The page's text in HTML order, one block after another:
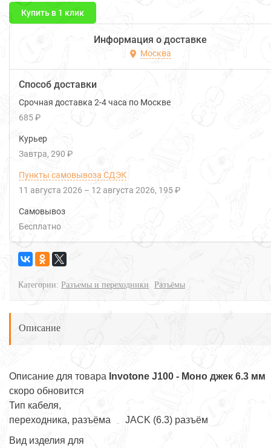
Купить в 1 клик
Информация о доставке
Москва
Способ доставки
Срочная доставка 2-4 часа по Москве
685 ₽
Курьер
Завтра 290 ₽
Пункты самовывоза СДЭК
11 августа 2026 – 12 августа 2026 195 ₽
Самовывоз
Бесплатно
Категории: Разъемы и переходники Разъёмы
Описание
Описание для товара Invotone J100 - Моно джек 6.3 мм
скоро обновится
Тип кабеля,
переходника, разъёма
JACK (6.3) разъём
Вид изделия для